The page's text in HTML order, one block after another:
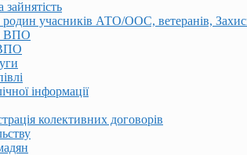
зайнятість
родин учасників АТО/ООС, ветеранів,
ВПО
інформації
колективних договорів